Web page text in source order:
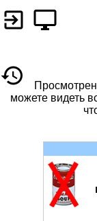
можете видеть